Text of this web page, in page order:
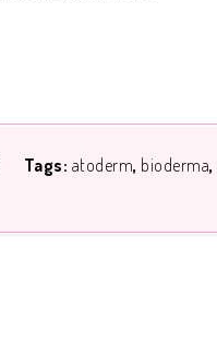
Tags: atoderm bioderma